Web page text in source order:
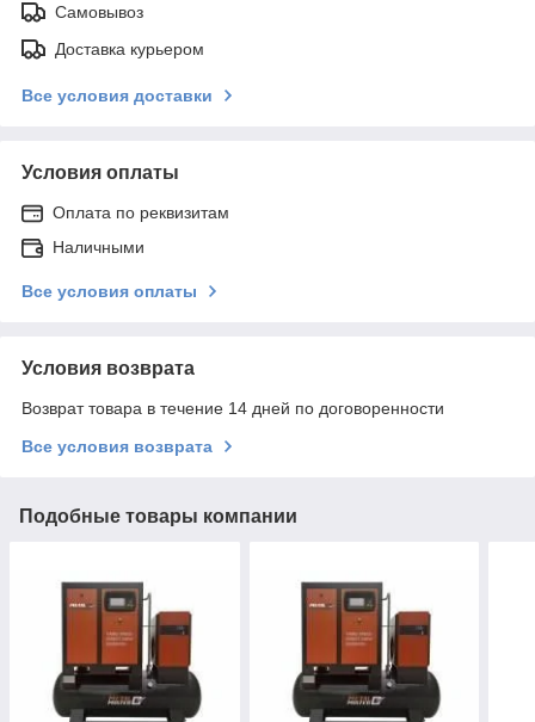
Самовывоз
Доставка курьером
Все условия доставки
Условия оплаты
Оплата по реквизитам
Наличными
Все условия оплаты
Условия возврата
Возврат товара в течение 14 дней по договоренности
Все условия возврата
Подобные товары компании